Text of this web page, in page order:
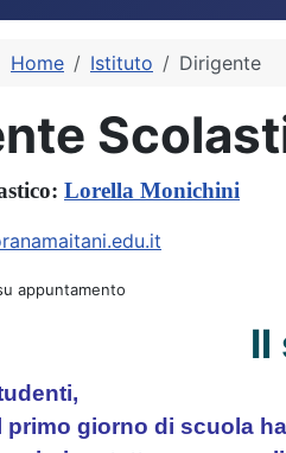
Home Istituto Dirigente
Lorella Monichini
appuntamento
Il
primo giorno di scuola